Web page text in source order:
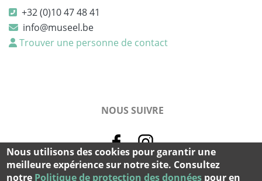
+32 (0)10 47 48 41
info@museel.be
Trouver une personne de contact
NOUS SUIVRE
Nous utilisons des cookies pour garantir une
meilleure expérience sur notre site. Consultez
notre Politique de protection des données pour en